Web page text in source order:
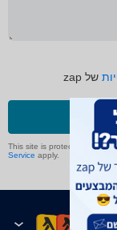
של zap
This site is protected by
Service apply.